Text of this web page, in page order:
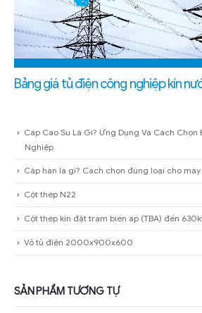
Bảng giá tủ điện công nghiệp kín
Cáp Cao Su Là Gì? Ứng Dụng Và Cách
Nghiệp
Cáp hàn là gì? Cách chọn đúng loại cho
Cột thép N22
Cột thép kín đặt trạm biến áp (TBA) đến
Vỏ tủ điện 2000x900x600
SẢN PHẨM TƯƠNG TỰ